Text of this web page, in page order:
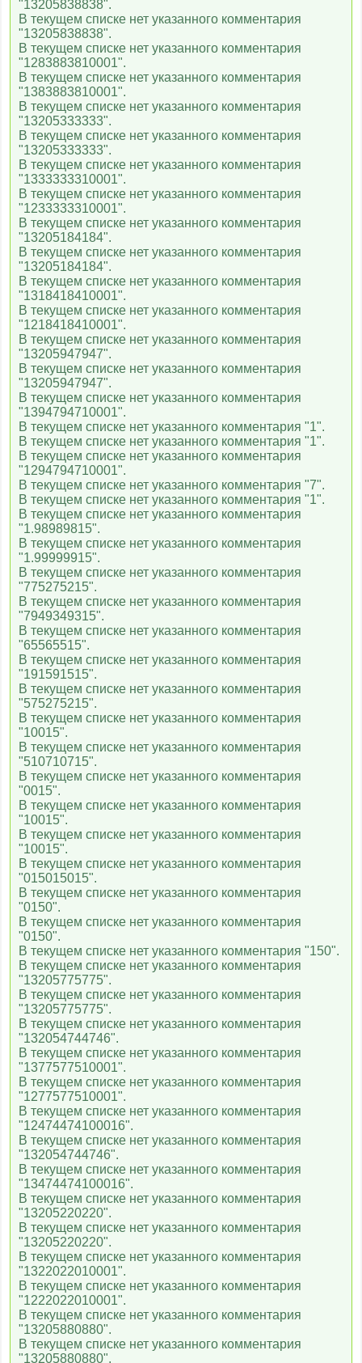
"13205838838".
В текущем списке нет указанного комментария
"13205838838".
В текущем списке нет указанного комментария
"1283883810001".
В текущем списке нет указанного комментария
"1383883810001".
В текущем списке нет указанного комментария
"13205333333".
В текущем списке нет указанного комментария
"13205333333".
В текущем списке нет указанного комментария
"1333333310001".
В текущем списке нет указанного комментария
"1233333310001".
В текущем списке нет указанного комментария
"13205184184".
В текущем списке нет указанного комментария
"13205184184".
В текущем списке нет указанного комментария
"1318418410001".
В текущем списке нет указанного комментария
"1218418410001".
В текущем списке нет указанного комментария
"13205947947".
В текущем списке нет указанного комментария
"13205947947".
В текущем списке нет указанного комментария
"1394794710001".
В текущем списке нет указанного комментария "1".
В текущем списке нет указанного комментария "1".
В текущем списке нет указанного комментария
"1294794710001".
В текущем списке нет указанного комментария "7".
В текущем списке нет указанного комментария "1".
В текущем списке нет указанного комментария
"1.98989815".
В текущем списке нет указанного комментария
"1.99999915".
В текущем списке нет указанного комментария
"775275215".
В текущем списке нет указанного комментария
"7949349315".
В текущем списке нет указанного комментария
"65565515".
В текущем списке нет указанного комментария
"191591515".
В текущем списке нет указанного комментария
"575275215".
В текущем списке нет указанного комментария
"10015".
В текущем списке нет указанного комментария
"510710715".
В текущем списке нет указанного комментария
"0015".
В текущем списке нет указанного комментария
"10015".
В текущем списке нет указанного комментария
"10015".
В текущем списке нет указанного комментария
"015015015".
В текущем списке нет указанного комментария
"0150".
В текущем списке нет указанного комментария
"0150".
В текущем списке нет указанного комментария "150".
В текущем списке нет указанного комментария
"13205775775".
В текущем списке нет указанного комментария
"13205775775".
В текущем списке нет указанного комментария
"132054744746".
В текущем списке нет указанного комментария
"1377577510001".
В текущем списке нет указанного комментария
"1277577510001".
В текущем списке нет указанного комментария
"12474474100016".
В текущем списке нет указанного комментария
"132054744746".
В текущем списке нет указанного комментария
"13474474100016".
В текущем списке нет указанного комментария
"13205220220".
В текущем списке нет указанного комментария
"13205220220".
В текущем списке нет указанного комментария
"1322022010001".
В текущем списке нет указанного комментария
"1222022010001".
В текущем списке нет указанного комментария
"13205880880".
В текущем списке нет указанного комментария
"13205880880".